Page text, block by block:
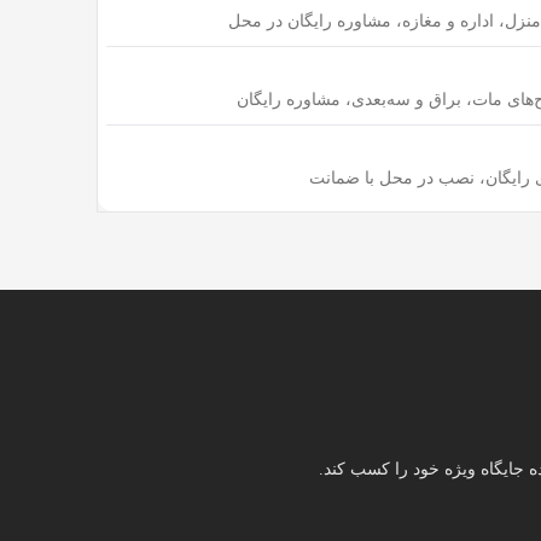
زمان داشته و کابینت را به موقع تعمیر کند.
جایگاه ویژه خود را کسب کند.